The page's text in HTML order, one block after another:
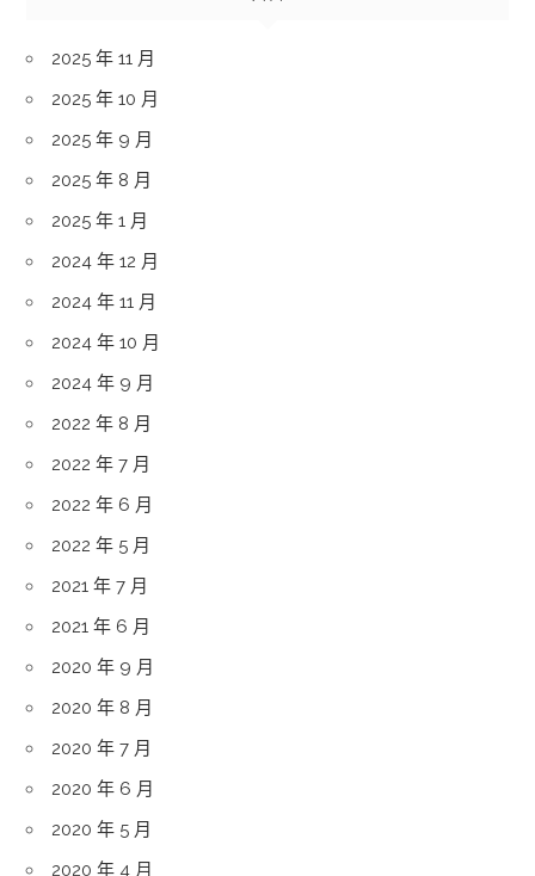
2025 年 11 月
2025 年 10 月
2025 年 9 月
2025 年 8 月
2025 年 1 月
2024 年 12 月
2024 年 11 月
2024 年 10 月
2024 年 9 月
2022 年 8 月
2022 年 7 月
2022 年 6 月
2022 年 5 月
2021 年 7 月
2021 年 6 月
2020 年 9 月
2020 年 8 月
2020 年 7 月
2020 年 6 月
2020 年 5 月
2020 年 4 月